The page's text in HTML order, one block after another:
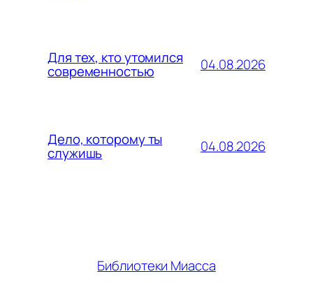
Для тех, кто утомился
современностью 04.08.2026
Дело, которому ты
служишь 04.08.2026
Библиотеки Миасса